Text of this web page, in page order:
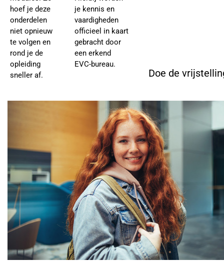
hoef je deze
onderdelen
niet opnieuw
te volgen en
rond je de
opleiding
sneller af.
je kennis en
vaardigheden
officieel in kaart
gebracht door
een erkend
EVC-bureau.
Doe de